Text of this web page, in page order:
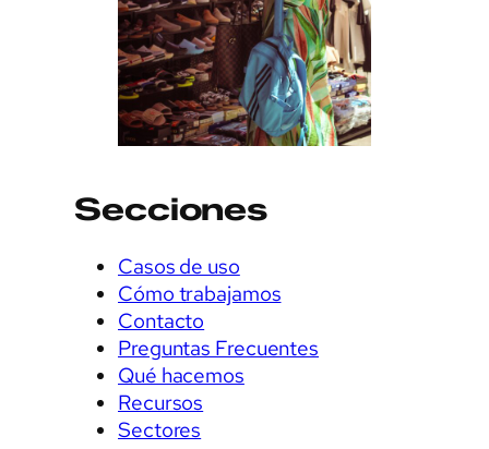
Secciones
Casos de uso
Cómo trabajamos
Contacto
Preguntas Frecuentes
Qué hacemos
Recursos
Sectores